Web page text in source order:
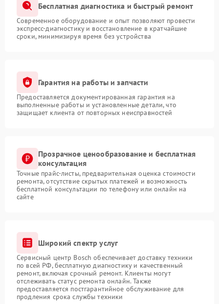
Бесплатная диагностика и быстрый ремонт
Современное оборудование и опыт позволяют провести
экспресс-диагностику и восстановление в кратчайшие
сроки, минимизируя время без устройства
Гарантия на работы и запчасти
Предоставляется документированная гарантия на
выполненные работы и установленные детали, что
защищает клиента от повторных неисправностей
Прозрачное ценообразование и бесплатная
консультация
Точные прайс-листы, предварительная оценка стоимости
ремонта, отсутствие скрытых платежей и возможность
бесплатной консультации по телефону или онлайн на
сайте
Широкий спектр услуг
Сервисный центр Bosch обеспечивает доставку техники
по всей РФ, бесплатную диагностику и качественный
ремонт, включая срочный ремонт. Клиенты могут
отслеживать статус ремонта онлайн. Также
предоставляется постгарантийное обслуживание для
продления срока службы техники